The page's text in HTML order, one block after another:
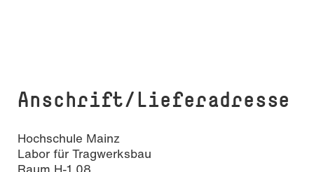
Anschrift/Lieferadresse
Hochschule Mainz
Labor für Tragwerksbau